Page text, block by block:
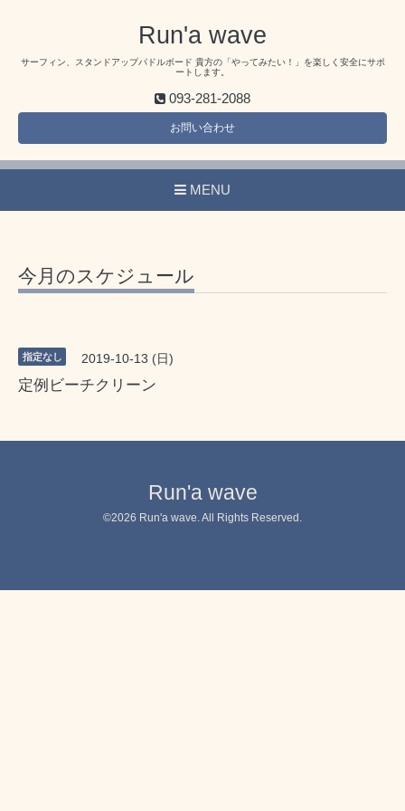
Run'a wave
サーフィン、スタンドアップパドルボード 貴方の「やってみたい！」を楽しく安全にサポ
ートします。
093-281-2088
お問い合わせ
MENU
今月のスケジュール
指定なし 2019-10-13 (日)
定例ビーチクリーン
Run'a wave
©2026 Run'a wave . All Rights Reserved.